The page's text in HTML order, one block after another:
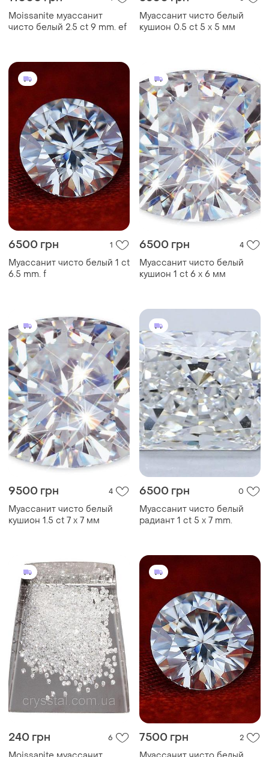
Moissanite муассанит
чисто белый 2.5 ct 9 mm. ef
Муассанит чисто белый
кушион 0.5 ct 5 х 5 мм
6500 грн 1
Муассанит чисто белый 1 ct
6.5 mm. f
6500 грн 4
Муассанит чисто белый
кушион 1 ct 6 х 6 мм
9500 грн 4
Муассанит чисто белый
кушион 1.5 ct 7 х 7 мм
6500 грн 0
Муассанит чисто белый
радиант 1 ct 5 х 7 mm.
240 грн 6 7500 грн 2